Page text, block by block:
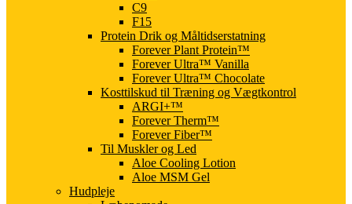
C9
F15
Protein Drik og Måltidserstatning
Forever Plant Protein™
Forever Ultra™ Vanilla
Forever Ultra™ Chocolate
Kosttilskud til Træning og Vægtkontrol
ARGI+™
Forever Therm™
Forever Fiber™
Til Muskler og Led
Aloe Cooling Lotion
Aloe MSM Gel
Hudpleje